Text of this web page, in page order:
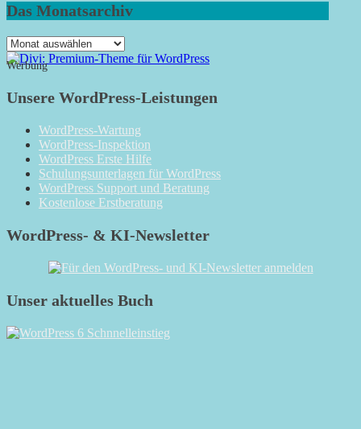
Das Monatsarchiv
Das
Monatsarchiv
Werbung
Unsere WordPress-Leistungen
WordPress-Wartung
WordPress-Inspektion
WordPress Erste Hilfe
Schulungsunterlagen für WordPress
WordPress Support und Beratung
Kostenlose Erstberatung
WordPress- & KI-Newsletter
Unser aktuelles Buch